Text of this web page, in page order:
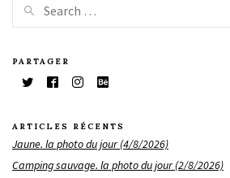
PARTAGER
ARTICLES RÉCENTS
Jaune. la photo du jour (4/8/2026)
Camping sauvage. la photo du jour (2/8/2026)